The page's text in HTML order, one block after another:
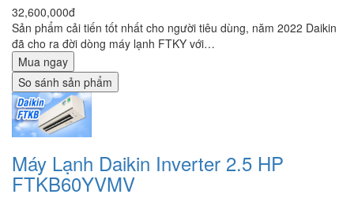
32,600,000đ
Sản phẩm cải tiến tốt nhất cho người tiêu dùng, năm 2022 Daikin
đã cho ra đời dòng máy lạnh FTKY với…
Mua ngay
So sánh sản phẩm
Máy Lạnh Daikin Inverter 2.5 HP
FTKB60YVMV